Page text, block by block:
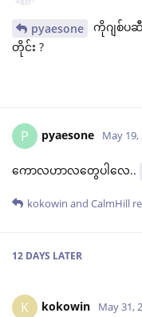
pyaesone
ကိုဂျစ်ပ
တိုင်း ?
P pyaesone May 19,
ကောလဟာလတွေပါလေ..
kokowin and CalmHill
12 DAYS LATER
K kokowin May 31,